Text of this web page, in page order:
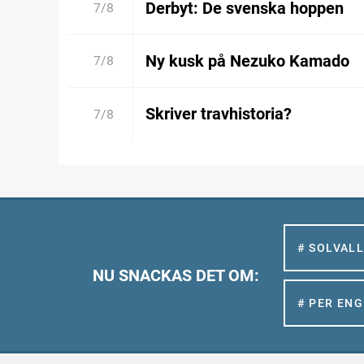
7/8 Derbyt: De svenska hoppen
7/8 Ny kusk på Nezuko Kamado
7/8 Skriver travhistoria?
NU SNACKAS DET OM:
#
# PER